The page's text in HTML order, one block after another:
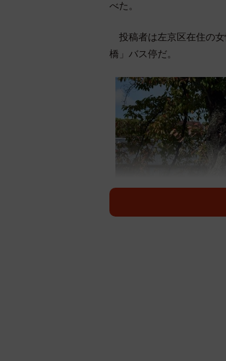
べた。
投稿者は左京区在住の女
橋」バス停だ。